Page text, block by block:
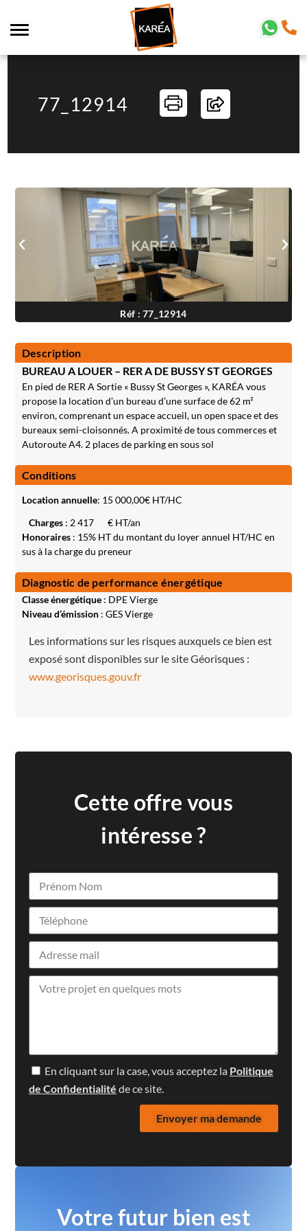
77_12914
Réf : 77_12914
Description
BUREAU A LOUER – RER A DE BUSSY ST GEORGES
En pied de RER A Sortie « Bussy St Georges », KARÉA vous
propose la location d’un bureau d’une surface de 62 m²
environ, comprenant un espace accueil, un open space et des
bureaux semi-cloisonnés. A proximité de tous commerces et
Autoroute A4. 2 places de parking en sous sol
Conditions
Location annuelle: 15 000,00€ HT/HC
Charges: 2 417
€ HT/an
Honoraires: 15% HT du montant du loyer annuel HT/HC en
sus à la charge du preneur
Diagnostic de performance énergétique
Classe énergétique: DPE Vierge
Niveau d’émission: GES Vierge
Les informations sur les risques auxquels ce bien est
exposé sont disponibles sur le site Géorisques :
www.georisques.gouv.fr
Cette offre vous
intéresse ?
En cliquant sur la case, vous acceptez la Politique
de Confidentialité de ce site.
Envoyer ma demande
Votre futur bien est